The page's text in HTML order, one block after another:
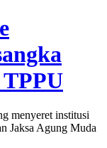
menyeret institusi
Jaksa Agung Muda